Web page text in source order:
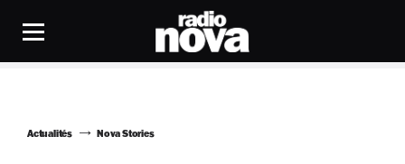
Actualités Nova Stories